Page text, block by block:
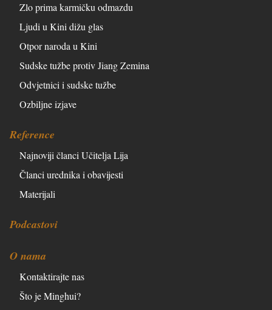
Zlo prima karmičku odmazdu
Ljudi u Kini dižu glas
Otpor naroda u Kini
Sudske tužbe protiv Jiang Zemina
Odvjetnici i sudske tužbe
Ozbiljne izjave
Reference
Najnoviji članci Učitelja Lija
Članci urednika i obavijesti
Materijali
Podcastovi
O nama
Kontaktirajte nas
Što je Minghui?